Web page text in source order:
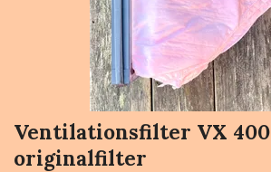
Ventilationsfilter VX 400
originalfilter